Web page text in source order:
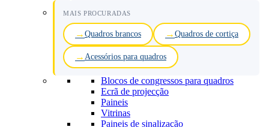
MAIS PROCURADAS
Quadros brancos Quadros de cortiça
Acessórios para quadros
Blocos de congressos para quadros
Ecrã de projecção
Paineis
Vitrinas
Paineis de sinalização